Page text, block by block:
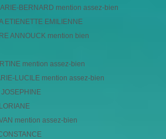
BERNARD mention assez-bien
ETIENETTE EMILIENNE
ANNOUCK mention bien
mention assez-bien
LUCILE mention assez-bien
mention assez-bien